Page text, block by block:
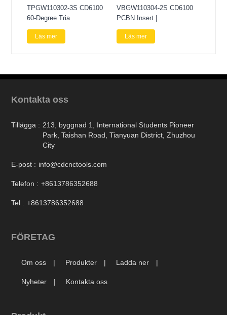
TPGW110302-3S CD6100
60-Degree Tria
Läs mer
VBGW110304-2S CD6100
PCBN Insert |
Läs mer
Kontakta oss
Tillägga : 213, byggnad 1, International Students Pioneer
Park, Taishan Road, Tianyuan District, Zhuzhou
City
E-post : info@cdcnctools.com
Telefon : +8613786352688
Tel : +8613786352688
FÖRETAG
Om oss Produkter Ladda ner
Nyheter Kontakta oss